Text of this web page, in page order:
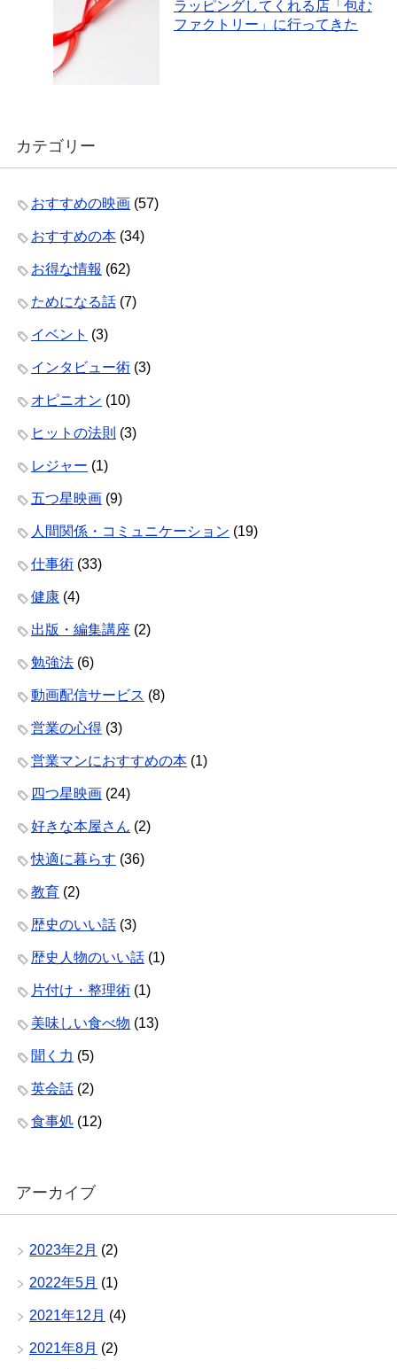
ラッピングしてくれる店「包む
ファクトリー」に行ってきた
カテゴリー
おすすめの映画 (57)
おすすめの本 (34)
お得な情報 (62)
ためになる話 (7)
イベント (3)
インタビュー術 (3)
オピニオン (10)
ヒットの法則 (3)
レジャー (1)
五つ星映画 (9)
人間関係・コミュニケーション (19)
仕事術 (33)
健康 (4)
出版・編集講座 (2)
勉強法 (6)
動画配信サービス (8)
営業の心得 (3)
営業マンにおすすめの本 (1)
四つ星映画 (24)
好きな本屋さん (2)
快適に暮らす (36)
教育 (2)
歴史のいい話 (3)
歴史人物のいい話 (1)
片付け・整理術 (1)
美味しい食べ物 (13)
聞く力 (5)
英会話 (2)
食事処 (12)
アーカイブ
2023年2月 (2)
2022年5月 (1)
2021年12月 (4)
2021年8月 (2)